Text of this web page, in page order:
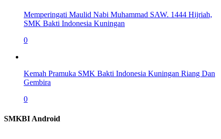
Memperingati Maulid Nabi Muhammad SAW. 1444 Hijriah,
SMK Bakti Indonesia Kuningan
0
Kemah Pramuka SMK Bakti Indonesia Kuningan Riang Dan
Gembira
0
SMKBI Android